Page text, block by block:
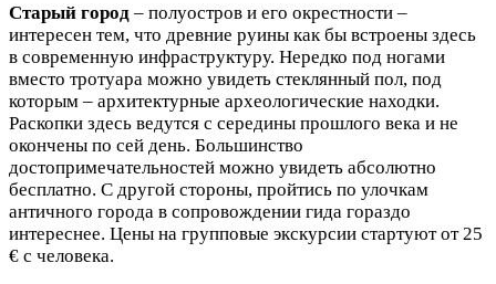
Старый город – полуостров и его окрестности –
интересен тем, что древние руины как бы встроены здесь
в современную инфраструктуру. Нередко под ногами
вместо тротуара можно увидеть стеклянный пол, под
которым – архитектурные археологические находки.
Раскопки здесь ведутся с середины прошлого века и не
окончены по сей день. Большинство
достопримечательностей можно увидеть абсолютно
бесплатно. С другой стороны, пройтись по улочкам
античного города в сопровождении гида гораздо
интереснее. Цены на групповые экскурсии стартуют от 25
€ с человека.